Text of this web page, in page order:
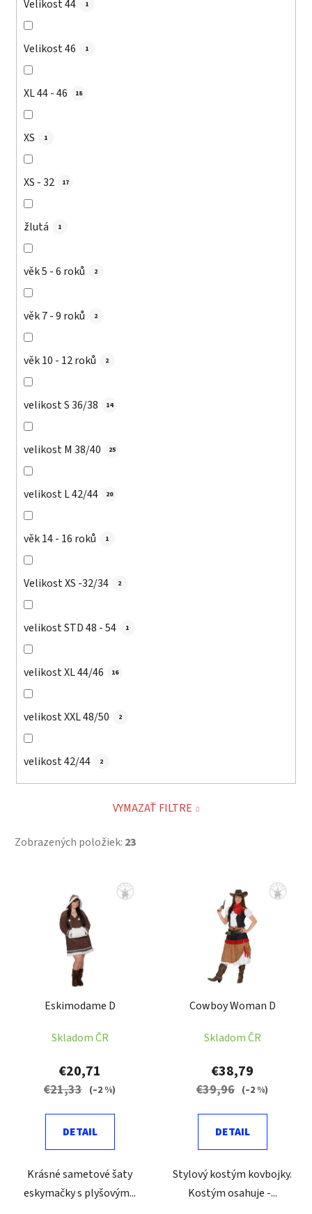
Velikost 44 1
Velikost 46 1
XL 44 - 46 18
XS 1
XS - 32 17
žlutá 1
věk 5 - 6 roků 2
věk 7 - 9 roků 2
věk 10 - 12 roků 2
velikost S 36/38 14
velikost M 38/40 25
velikost L 42/44 20
věk 14 - 16 roků 1
Velikost XS -32/34 2
velikost STD 48 - 54 1
velikost XL 44/46 16
velikost XXL 48/50 2
velikost 42/44 2
VYMAZAŤ FILTRE
Zobrazených položiek: 23
Eskimodame D
Skladom ČR
€20,71
€21,33 (–2 %)
DETAIL
Krásné sametové šaty
eskymačky s plyšovým...
Cowboy Woman D
Skladom ČR
€38,79
€39,96 (–2 %)
DETAIL
Stylový kostým kovbojky.
Kostým osahuje -...